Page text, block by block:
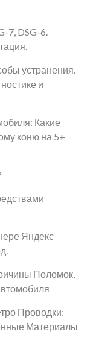
7, DSG-6.
устранения.
и
Какие
коню на 5+
Яндекс
Поломок,
Проводки:
Материалы